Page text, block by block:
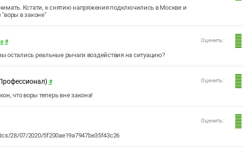
Кстати, к снятию напряжения подключились в Москве и
в законе"
Оценить:
#
остались реальные рычаги воздействия на ситуацию?
Оценить:
#
что воры теперь вне закона!
Оценить:
28/07/2020/5f200ae19a7947be35f43c26